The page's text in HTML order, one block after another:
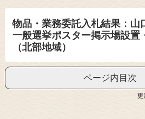
物品・業務委託入札結果：山
一般選挙ポスター掲示場設置
（北部地域）
ページ内目次
更